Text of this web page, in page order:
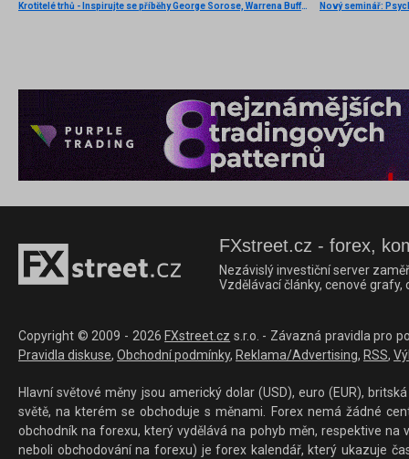
Krotitelé trhů - Inspirujte se příběhy George Sorose, Warrena Buffetta a Paula Volckera
FXstreet.cz - forex,
Nezávislý investiční server
Vzdělávací články, cenové
Copyright © 2009 - 2026 FXstreet.cz s.r.o. - Závazná pravidla pro
Pravidla diskuse, Obchodní podmínky, Reklama/Advertising, RSS,
Hlavní světové měny jsou americký dolar (USD), euro (EUR),
světě, na kterém se obchoduje s měnami. Forex nemá žádné
obchodník na forexu, který vydělává na pohyb měn, respektive
neboli obchodování na forexu) je forex kalendář, který ukazuje